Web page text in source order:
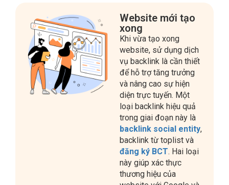
website, sử dụng dịch
vụ backlink là cần thiết
để hỗ trợ tăng trưởng
và nâng cao sự hiện
diện trực tuyến. Một
loại backlink hiệu quả
trong giai đoạn này là
backlink social entity
backlink từ toplist và
đăng ký BCT. Hai loại
này giúp xác thực
thương hiệu của
website với Google và
làm nổi bật chủ đề SEO
của bạn.